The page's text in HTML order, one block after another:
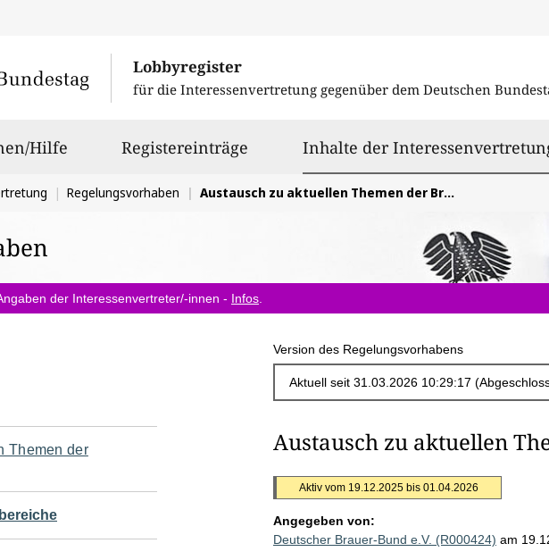
Lobbyregister
für die Interessenvertretung gegenüber dem Deutschen
Hilfe Registereinträge Inhalte der
Regelungsvorhaben Austausch zu aktuellen Themen der Brauwirtschaft
der Interessenvertreter/-innen - Infos
Version des Regelungsvorhabens
Themen der
Austausch zu aktuellen
Aktiv vom 19.12.2025 bis 01.04.2026
Angegeben von:
Deutscher Brauer-Bund e.V. (R000424) am